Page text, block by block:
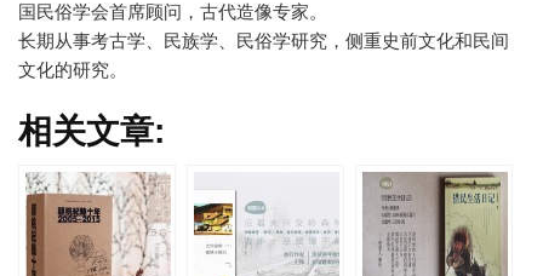
国民俗学会首席顾问，古代造像专家。
长期从事考古学、民族学、民俗学研究，侧重史前文化和民间
文化的研究。
相关文章: